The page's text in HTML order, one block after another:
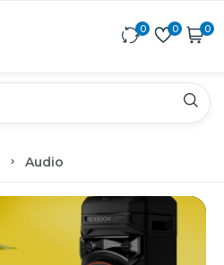
0 0 0
Audio